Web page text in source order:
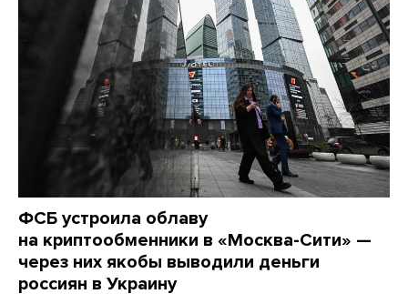
ФСБ устроила облаву
на криптообменники в «Москва-Сити» —
через них якобы выводили деньги
россиян в Украину